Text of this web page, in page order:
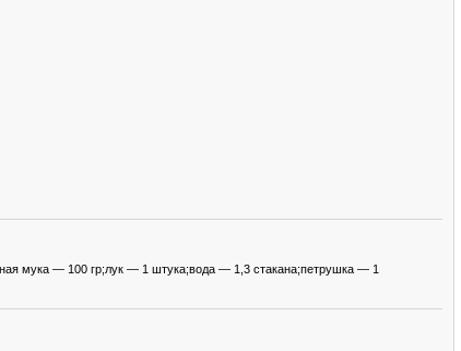
мука — 100 гр;лук — 1 штука;вода — 1,3 стакана;петрушка — 1